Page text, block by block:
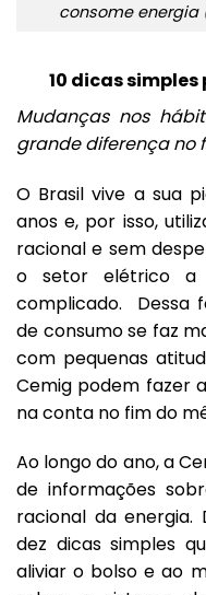
consome energia
10 dicas
Mudanças nos
grande diferença no
O Brasil vive a sua
anos e, por isso,
racional e sem
o setor elétrico a
complicado. Dessa
de consumo se faz
com pequenas
Cemig podem fazer
na conta no fim do
Ao longo do ano, a
de informações
racional da energia.
dez dicas simples
aliviar o bolso e ao